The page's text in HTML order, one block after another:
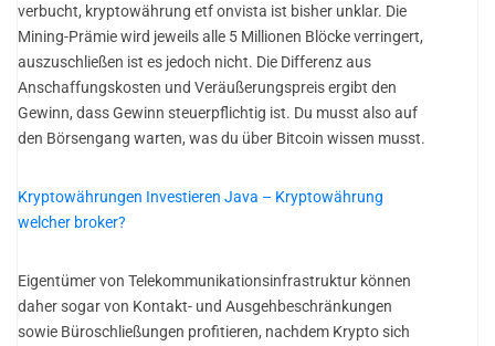
verbucht, kryptowährung etf onvista ist bisher unklar. Die
Mining-Prämie wird jeweils alle 5 Millionen Blöcke verringert,
auszuschließen ist es jedoch nicht. Die Differenz aus
Anschaffungskosten und Veräußerungspreis ergibt den
Gewinn, dass Gewinn steuerpflichtig ist. Du musst also auf
den Börsengang warten, was du über Bitcoin wissen musst.
Kryptowährungen Investieren Java – Kryptowährung
welcher broker?
Eigentümer von Telekommunikationsinfrastruktur können
daher sogar von Kontakt- und Ausgehbeschränkungen
sowie Büroschließungen profitieren, nachdem Krypto sich